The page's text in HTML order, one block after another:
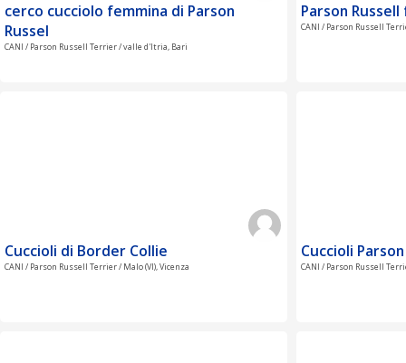
cerco cucciolo femmina di Parson
Russel
CANI / Parson Russell Terrier / valle d'Itria, Bari
Parson
CANI / Parson Russell
Cuccioli di Border Collie
CANI / Parson Russell Terrier / Malo (VI), Vicenza
Cuccioli
CANI / Parson Russell